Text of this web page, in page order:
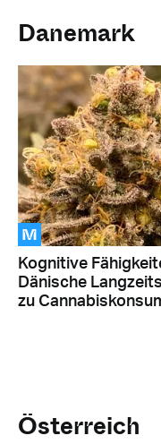
Danemark
M
Kognitive
Dänische
zu
Österreich